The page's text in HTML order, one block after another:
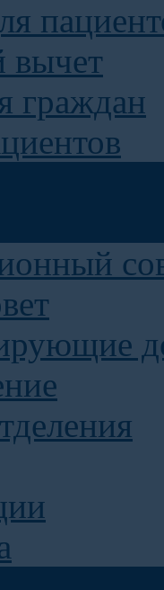
вычет
граждан